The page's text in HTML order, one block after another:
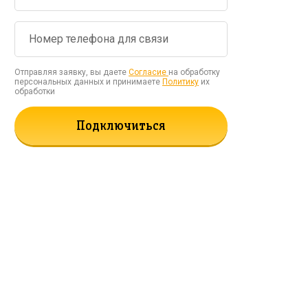
Отправляя заявку, вы даете Согласие на обработку
персональных данных и принимаете Политику их
обработки
Подключиться